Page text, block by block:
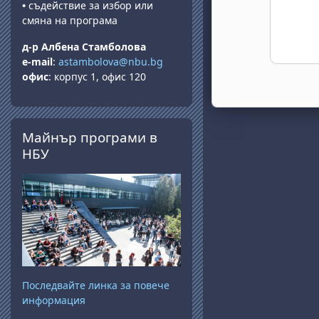
• съдействие за избор или
смяна на програма
д-р Албена Стамболова
e-mail: astambolova@nbu.bg
офис: корпус 1, офис 120
Salta Майнър програми в НБУ
Майнър програми в
НБУ
Последвайте линка за повече
информация